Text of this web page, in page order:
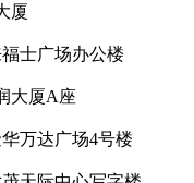
厦
福士广场办公楼
大厦A座
万达广场4号楼